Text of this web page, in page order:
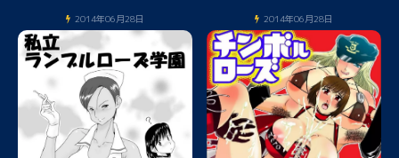
2014年06月28日 2014年06月28日